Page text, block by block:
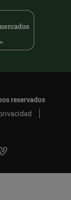
reservados